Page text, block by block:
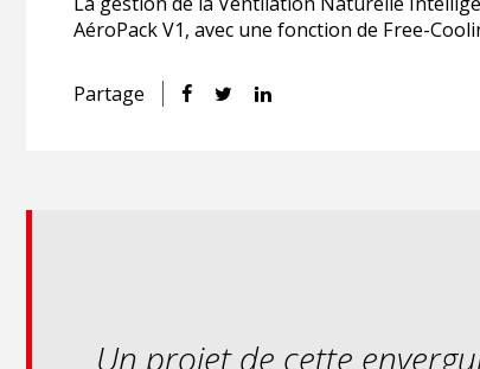
AéroPack V1, avec une fonction de Free-
Partage
Un projet de cette